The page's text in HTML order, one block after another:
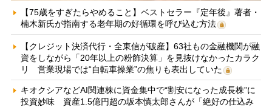
【75歳をすぎたらやめること】ベストセラー『定年後』著者・
楠木新氏が指南する老年期の好循環を呼び込む方法
【クレジット決済代行・全東信が破産】63社もの金融機関が融
資をしながら「20年以上の粉飾決算」を見抜けなかったカラク
リ 営業現場では“自転車操業”の焦りも表出していた
キオクシアなどAI関連株に資金集中で“割安になった成長株”に
投資妙味 資産1.5億円超の坂本慎太郎さんが「絶好の仕込み